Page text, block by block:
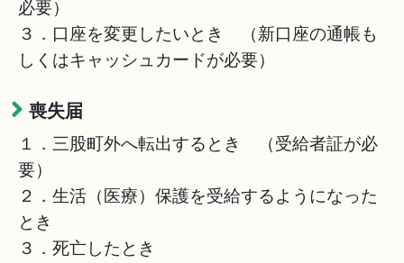
必要）
３．口座を変更したいとき （新口座の通帳も
しくはキャッシュカードが必要）
喪失届
１．三股町外へ転出するとき （受給者証が必
要）
２．生活（医療）保護を受給するようになった
とき
３．死亡したとき